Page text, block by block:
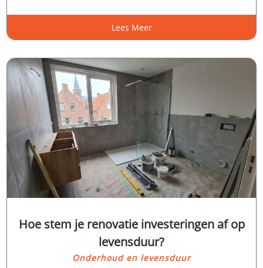
Lees Meer
Hoe stem je renovatie investeringen af op
levensduur?
Onderhoud en levensduur